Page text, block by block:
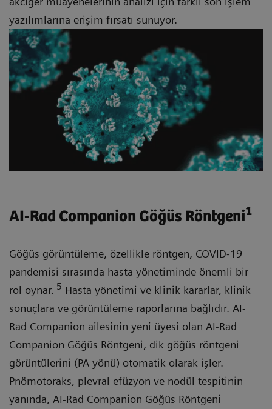
yazılımlarına erişim fırsatı sunuyor.
AI-Rad Companion Göğüs Röntgeni1
Göğüs görüntüleme, özellikle röntgen, COVID-19
pandemisi sırasında hasta yönetiminde önemli bir
rol oynar. 5 Hasta yönetimi ve klinik kararlar, klinik
sonuçlara ve görüntüleme raporlarına bağlıdır. AI-
Rad Companion ailesinin yeni üyesi olan AI-Rad
Companion Göğüs Röntgeni, dik göğüs röntgeni
görüntülerini (PA yönü) otomatik olarak işler.
Pnömotoraks, plevral efüzyon ve nodül tespitinin
yanında, AI-Rad Companion Göğüs Röntgeni